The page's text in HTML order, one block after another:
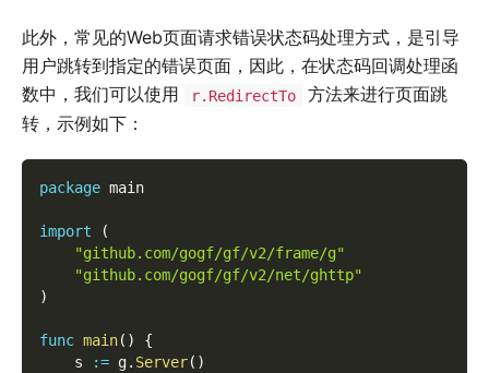
此外，常见的Web页面请求错误状态码处理方式，是引导
用户跳转到指定的错误页面，因此，在状态码回调处理函
数中，我们可以使用
r.RedirectTo
方法来进行页面跳
转，示例如下：
package main
import
(
"github.com/gogf/gf/v2/frame/g"
"github.com/gogf/gf/v2/net/ghttp"
)
func main( )
{
    s
:= g. Server( )